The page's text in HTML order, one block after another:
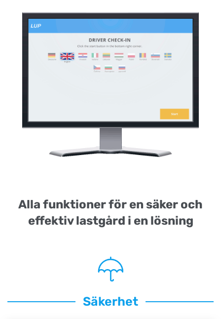
Alla funktioner för en säker och
effektiv lastgård i en lösning
Säkerhet